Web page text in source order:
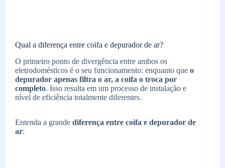
Qual a diferença entre coifa e depurador de ar?
O primeiro ponto de divergência entre ambos os
eletrodomésticos é o seu funcionamento: enquanto que o
depurador apenas filtra o ar, a coifa o troca por
completo. Isso resulta em um processo de instalação e
nível de eficiência totalmente diferentes.
Entenda a grande diferença entre coifa e depurador de
ar: